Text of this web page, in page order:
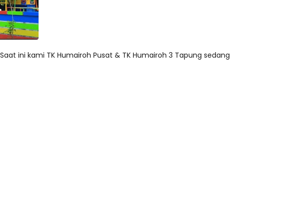
ini kami TK Humairoh Pusat & TK Humairoh 3 Tapung sedang